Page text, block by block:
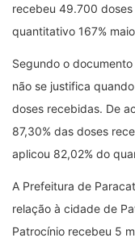
recebeu 49.700
quantitativo 167%
Segundo o
não se justifica
doses recebidas. De
87,30% das doses
aplicou 82,02% do
A Prefeitura de
relação à cidade de
Patrocínio recebeu 5